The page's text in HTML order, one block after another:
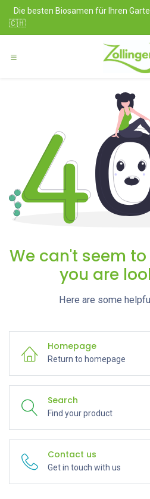
Zum Inhalt springen
Die besten Biosamen für Ihren
🇨🇭
We can't seem
you are
Here are some
Homepage
Return to homepage
Search
Find your product
Contact us
Get in touch with us